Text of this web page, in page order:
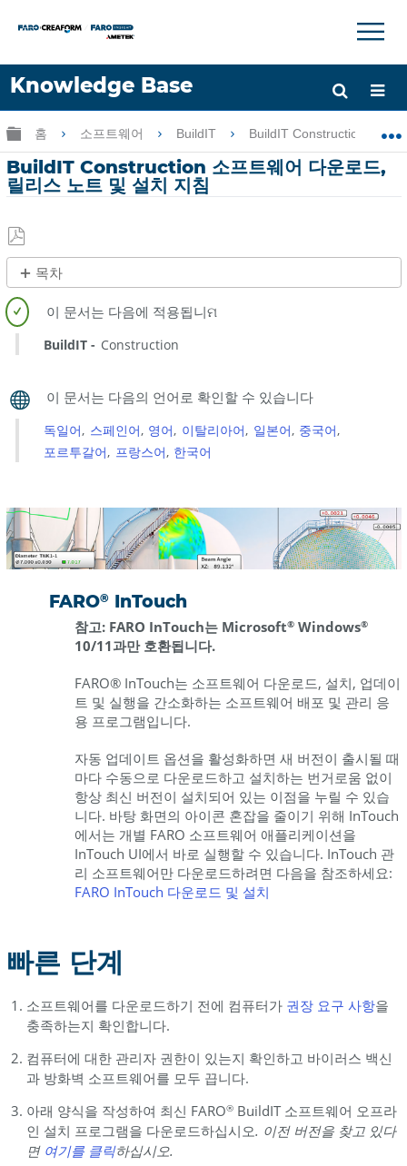
Knowledge Base
언어
도움 받기 로그인
×
글로벌 계층 확장/축소
홈 소프트웨어 BuildIT BuildIT Construction
BuildIT Construction 소프트웨어 다운로드,
릴리스 노트 및 설치 지침
PDF
로
저
장
목차
InTouch
빠
요
비
소
프
BuildIT Construction
독일어 스페인어 영어 이탈리아어 일본어 중국어
포르투갈어 프랑스어 한국어
FARO® InTouch
참고: FARO InTouch는 Microsoft®Windows®
10/11과만 호환됩니다.
FARO® InTouch는 소프트웨어 다운로드, 설치, 업데이
트 및 실행을 간소화하는 소프트웨어 배포 및 관리 응
용 프로그램입니다.
자동 업데이트 옵션을 활성화하면 새 버전이 출시될 때
마다 수동으로 다운로드하고 설치하는 번거로움 없이
항상 최신 버전이 설치되어 있는 이점을 누릴 수 있습
니다. 바탕 화면의 아이콘 혼잡을 줄이기 위해 InTouch
에서는 개별 FARO 소프트웨어 애플리케이션을
InTouch UI에서 바로 실행할 수 있습니다. InTouch 관
리 소프트웨어만 다운로드하려면 다음을 참조하세요:
FARO InTouch 다운로드 및 설치
빠른 단계
소프트웨어를 다운로드하기 전에 컴퓨터가 권장 요구 사항을
충족하는지 확인합니다.
컴퓨터에 대한 관리자 권한이 있는지 확인하고 바이러스 백신
과 방화벽 소프트웨어를 모두 끕니다.
아래 양식을 작성하여 최신 FARO®BuildIT 소프트웨어 오프라
인 설치 프로그램을 다운로드하십시오. 이전 버전을 찾고 있다
면 여기를 클릭하십시오.